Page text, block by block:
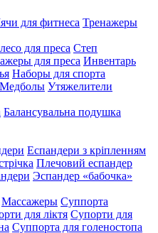
для фитнеса Тренажеры
для преса Степ
для преса Инвентарь
Наборы для спорта
Медболы Утяжелители
Балансувальна подушка
Еспандери з кріпленням
Плечовий еспандер
Эспандер «бабочка»
Массажеры Суппорта
для ліктя Супорти для
Суппорта для голеностопа